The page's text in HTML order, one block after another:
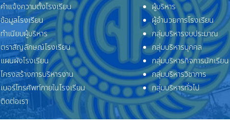
คำแจ้งความตั้งโรงเรียน
ข้อมูลโรงเรียน
ทำเนียบผู้บริหาร
ตราสัญลักษณ์โรงเรียน
แผนผังโรงเรียน
โครงสร้างการบริหารงาน
เบอร์โทรศัพท์ภายในโรงเรียน
ติดต่อเรา
ผู้บริหาร
ผู้อำนวยการโรงเรียน
กลุ่มบริหารงบประมาณ
กลุ่มบริหารบุคคล
กลุ่มบริหารกิจการนักเรียน
กลุ่มบริหารวิชาการ
กลุ่มบริหารทั่วไป